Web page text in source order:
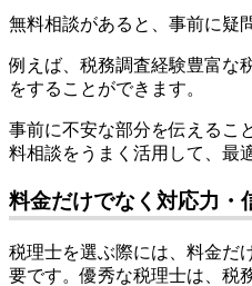
無料相談があると、事前に疑
例えば、税務調査経験豊富な
をすることができます。
事前に不安な部分を伝えるこ
料相談をうまく活用して、最
料金だけでなく対応力・
税理士を選ぶ際には、料金だ
要です。優秀な税理士は、税